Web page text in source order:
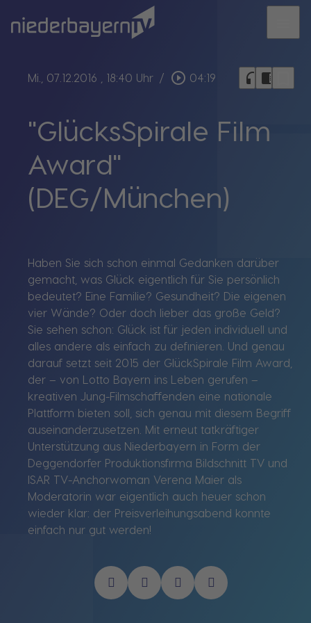
Mi., 07.12.2016 , 18:40 Uhr / play_circle_outline 04:19 headphones chrome_reader_mode
"GlücksSpirale Film
Award"
(DEG/München)
Haben Sie sich schon einmal Gedanken darüber
gemacht, was Glück eigentlich für Sie persönlich
bedeutet? Eine Familie? Gesundheit? Die eigenen
vier Wände? Oder doch lieber das große Geld?
Sie sehen schon: Glück ist für jeden individuell und
alles andere als einfach zu definieren. Und genau
darauf setzt seit 2015 der GlückSpirale Film Award,
der – von Lotto Bayern ins Leben gerufen –
kreativen Jung-Filmschaffenden eine nationale
Plattform bieten soll, sich genau mit diesem Begriff
auseinanderzusetzen. Mit erneut tatkräftiger
Unterstützung aus Niederbayern in Form der
Deggendorfer Produktionsfirma Bildschnitt TV und
ISAR TV-Anchorwoman Verena Maier als
Moderatorin war eigentlich auch heuer schon
wieder klar: der Preisverleihungsabend konnte
einfach nur gut werden!